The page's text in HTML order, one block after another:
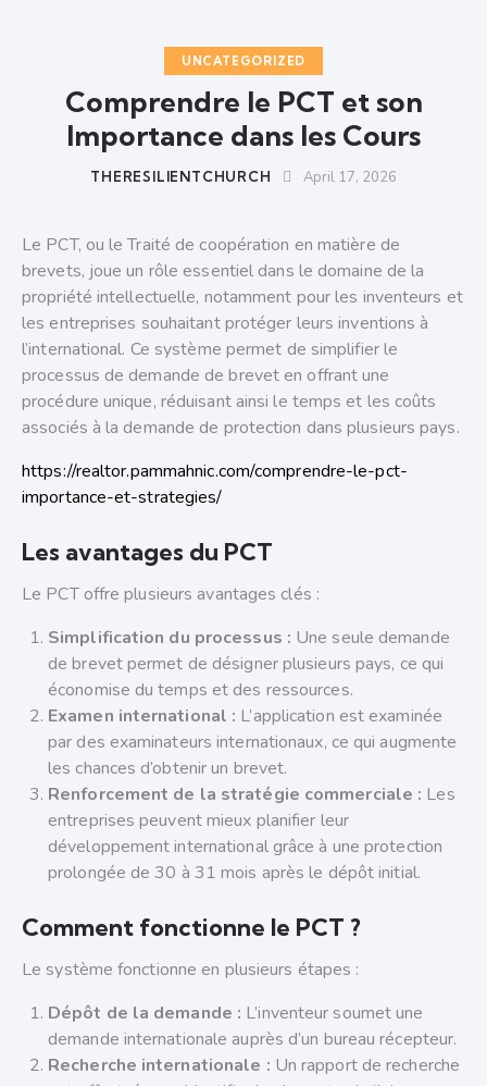
UNCATEGORIZED
Comprendre le PCT et son
Importance dans les Cours
THERESILIENTCHURCH April 17, 2026
Le PCT, ou le Traité de coopération en matière de
brevets, joue un rôle essentiel dans le domaine de la
propriété intellectuelle, notamment pour les inventeurs et
les entreprises souhaitant protéger leurs inventions à
l’international. Ce système permet de simplifier le
processus de demande de brevet en offrant une
procédure unique, réduisant ainsi le temps et les coûts
associés à la demande de protection dans plusieurs pays.
https://realtor.pammahnic.com/comprendre-le-pct-
importance-et-strategies/
Les avantages du PCT
Le PCT offre plusieurs avantages clés :
Simplification du processus : Une seule demande
de brevet permet de désigner plusieurs pays, ce qui
économise du temps et des ressources.
Examen international : L’application est examinée
par des examinateurs internationaux, ce qui augmente
les chances d’obtenir un brevet.
Renforcement de la stratégie commerciale : Les
entreprises peuvent mieux planifier leur
développement international grâce à une protection
prolongée de 30 à 31 mois après le dépôt initial.
Comment fonctionne le PCT ?
Le système fonctionne en plusieurs étapes :
Dépôt de la demande : L’inventeur soumet une
demande internationale auprès d’un bureau récepteur.
Recherche internationale : Un rapport de recherche